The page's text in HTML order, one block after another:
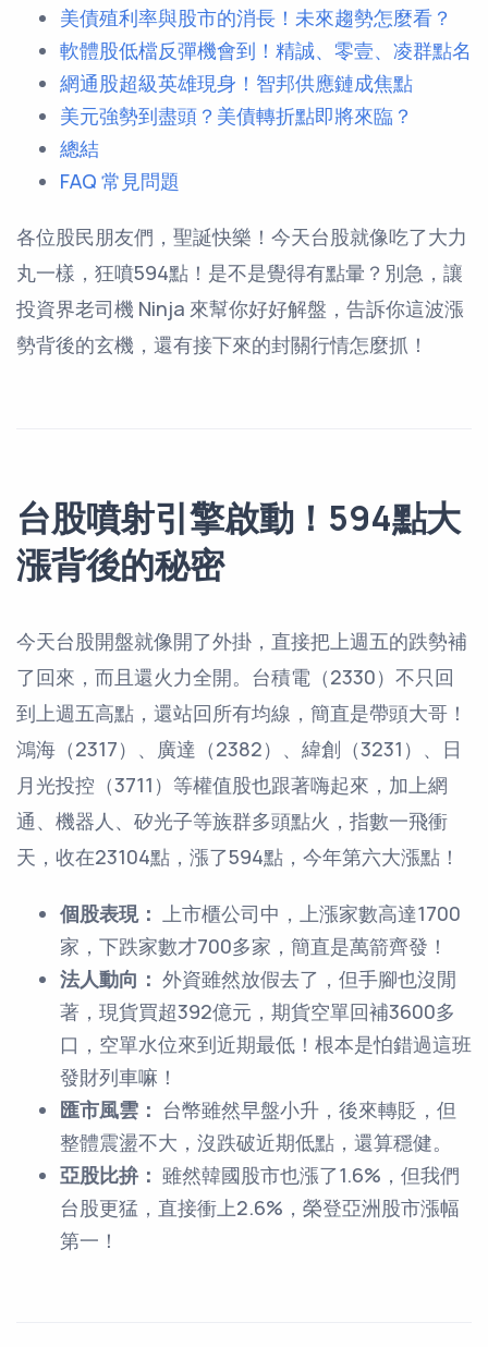
美債殖利率與股市的消長！未來趨勢怎麼看？
軟體股低檔反彈機會到！精誠、零壹、凌群點名
網通股超級英雄現身！智邦供應鏈成焦點
美元強勢到盡頭？美債轉折點即將來臨？
總結
FAQ 常見問題
各位股民朋友們，聖誕快樂！今天台股就像吃了大力
丸一樣，狂噴594點！是不是覺得有點暈？別急，讓
投資界老司機 Ninja 來幫你好好解盤，告訴你這波漲
勢背後的玄機，還有接下來的封關行情怎麼抓！
台股噴射引擎啟動！594點大
漲背後的秘密
今天台股開盤就像開了外掛，直接把上週五的跌勢補
了回來，而且還火力全開。台積電（2330）不只回
到上週五高點，還站回所有均線，簡直是帶頭大哥！
鴻海（2317）、廣達（2382）、緯創（3231）、日
月光投控（3711）等權值股也跟著嗨起來，加上網
通、機器人、矽光子等族群多頭點火，指數一飛衝
天，收在23104點，漲了594點，今年第六大漲點！
個股表現： 上市櫃公司中，上漲家數高達1700
家，下跌家數才700多家，簡直是萬箭齊發！
法人動向： 外資雖然放假去了，但手腳也沒閒
著，現貨買超392億元，期貨空單回補3600多
口，空單水位來到近期最低！根本是怕錯過這班
發財列車嘛！
匯市風雲： 台幣雖然早盤小升，後來轉貶，但
整體震盪不大，沒跌破近期低點，還算穩健。
亞股比拚： 雖然韓國股市也漲了1.6%，但我們
台股更猛，直接衝上2.6%，榮登亞洲股市漲幅
第一！